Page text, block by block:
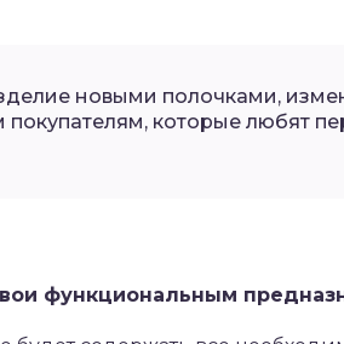
новыми полочками,
покупателям, которые любят
функциональным